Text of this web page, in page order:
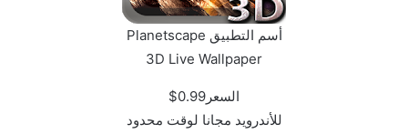
أسم التطبيق Planetscape
3D Live Wallpaper‏
السعر0.99$
للأندرويد مجانا لوقت محدود